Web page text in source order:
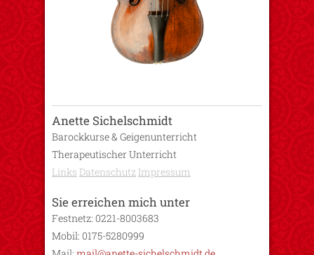
Anette Sichelschmidt
Barockkurse & Geigenunterricht
Therapeutischer Unterricht
Links Datenschutz Impressum
Sie erreichen mich unter
Festnetz: 0221-8003683
Mobil: 0175-5280999